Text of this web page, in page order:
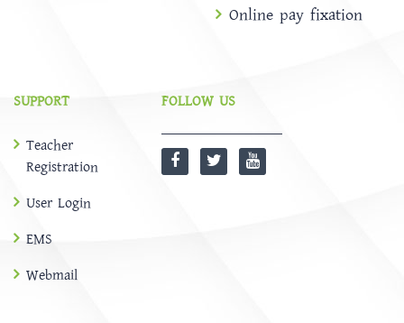
Online pay fixation
SUPPORT
Teacher
Registration
User Login
EMS
Webmail
FOLLOW US